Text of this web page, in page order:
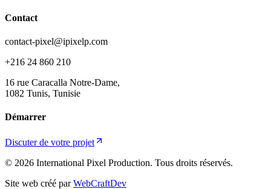
Contact
contact-pixel@ipixelp.com
+216 24 860 210
16 rue Caracalla Notre-Dame,
1082 Tunis, Tunisie
Démarrer
Discuter de votre projet
© 2026 International Pixel Production. Tous droits réservés.
Site web créé parWebCraftDev